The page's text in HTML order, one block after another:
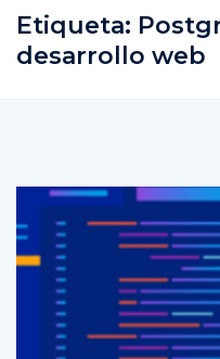
Etiqueta:
desarrollo web